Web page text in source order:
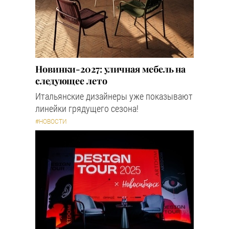
Новинки-2027: уличная мебель на
следующее лето
Итальянские дизайнеры уже показывают
линейки грядущего сезона!
#НОВОСТИ